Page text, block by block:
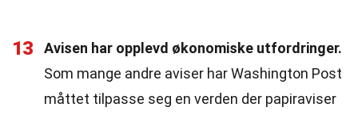
13
Avisen har opplevd økonomiske utfordringer.
Som mange andre aviser har Washington Post
måttet tilpasse seg en verden der papiraviser